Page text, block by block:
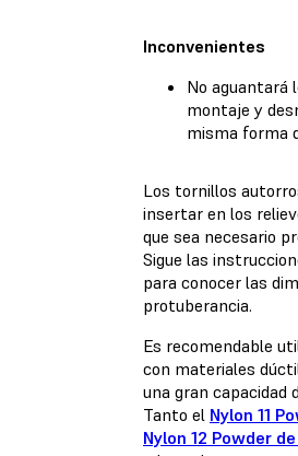
Inconvenientes
No aguantará
montaje y
misma forma
Los tornillos
insertar en los
que sea necesario
Sigue las
para conocer las
protuberancia.
Es recomendable
con materiales
una gran capacidad
Tanto el Nylon 11
Nylon 12 Powder